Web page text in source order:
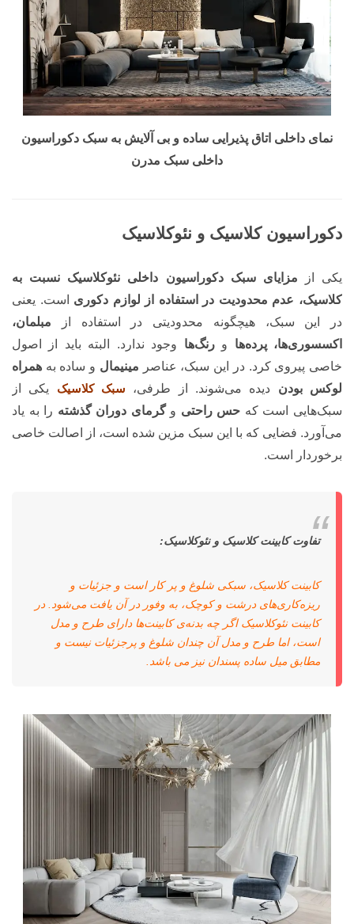
نمای داخلی اتاق پذیرایی ساده و بی آلایش به سبک دکوراسیون
داخلی سبک مدرن
دکوراسیون کلاسیک و نئوکلاسیک
یکی از مزایای سبک دکوراسیون داخلی نئوکلاسیک نسبت به
کلاسیک، عدم محدودیت در استفاده از لوازم دکوری است. یعنی
در این سبک، هیچگونه محدودیتی در استفاده از مبلمان،
اکسسوری‌ها، پرده‌ها ورنگ‌ها وجود ندارد. البته باید از اصول
خاصی پیروی کرد. در این سبک، عناصر مینیمال و ساده به همراه
لوکس بودن دیده می‌شوند. از طرفی، سبک کلاسیک یکی از
سبک‌هایی است که حس راحتی وگرمای دوران گذشته را به یاد
می‌آورد. فضایی که با این سبک مزین شده است، از اصالت خاصی
برخوردار است.
تفاوت کابینت کلاسیک و نئوکلاسیک:
کابینت کلاسیک، سبکی شلوغ و پر کار است و جزئیات و
ریزه‌کاری‌های درشت و کوچک، به وفور در آن یافت می‌شود. در
کابینت نئوکلاسیک اگر چه بدنه‌ی کابینت‌ها دارای طرح‌ و مدل
است، اما طرح و مدل آن چندان شلوغ و پرجزئیات نیست و
مطابق میل ساده پسندان نیز می باشد.